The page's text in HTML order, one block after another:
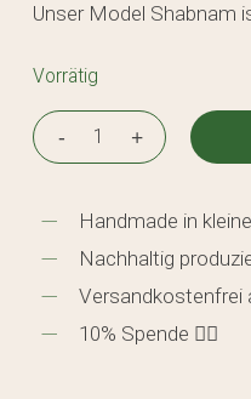
Unser Model Shabnam
Vorrätig
Handmade in
Nachhaltig
Versandkostenfrei
10% Spende 🖐🏼